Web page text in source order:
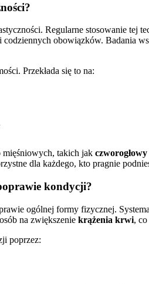
Regularne stosowanie tej
obowiązków. Badania
Przekłada się to na:
takich jak
dla każdego, kto pragnie
kondycji?
ogólnej formy fizycznej.
na zwiększenie krążenia krwi,
poprzez: